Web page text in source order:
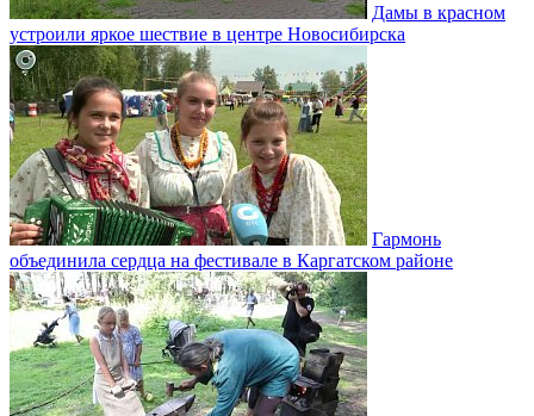
Дамы в красном
устроили яркое шествие в центре Новосибирска
Гармонь
объединила сердца на фестивале в Каргатском районе